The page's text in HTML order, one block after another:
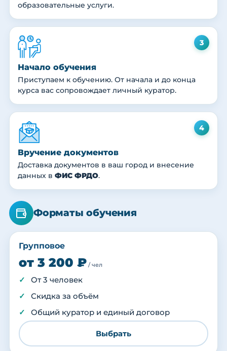
образовательные услуги.
3
Начало обучения
Приступаем к обучению. От начала и до конца
курса вас сопровождает личный куратор.
4
Вручение документов
Доставка документов в ваш город и внесение
данных в ФИС ФРДО.
Форматы обучения
Групповое
от 3 200 ₽ / чел
От 3 человек
Скидка за объём
Общий куратор и единый договор
Выбрать